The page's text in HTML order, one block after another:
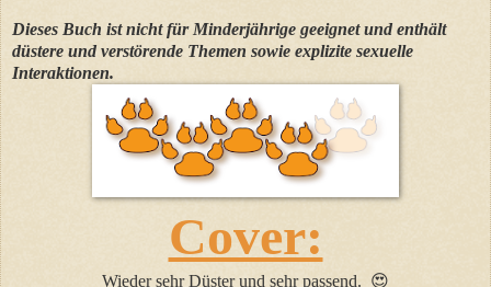
Dieses Buch ist nicht für Minderjährige geeignet und enthält
düstere und verstörende Themen sowie explizite sexuelle
Interaktionen.
Cover:
Wieder sehr Düster und sehr passend. 😍